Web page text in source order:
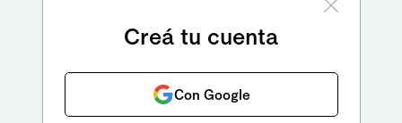
Creá tu cuenta
Con Google